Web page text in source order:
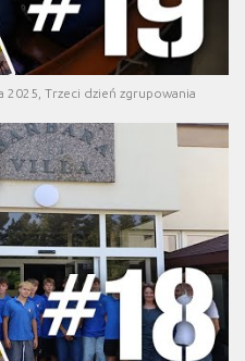
2025, Trzeci dzień zgrupowania